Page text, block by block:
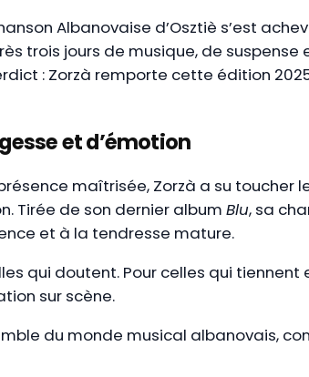
Albanovaise d’Osztiè s’est
trois jours de musique, de
: Zorzà remporte cette édition
et d’émotion
maîtrisée, Zorzà a su toucher
Tirée de son dernier album Blu, sa
et à la tendresse mature.
qui doutent. Pour celles qui tiennent
sur scène.
du monde musical albanovais,